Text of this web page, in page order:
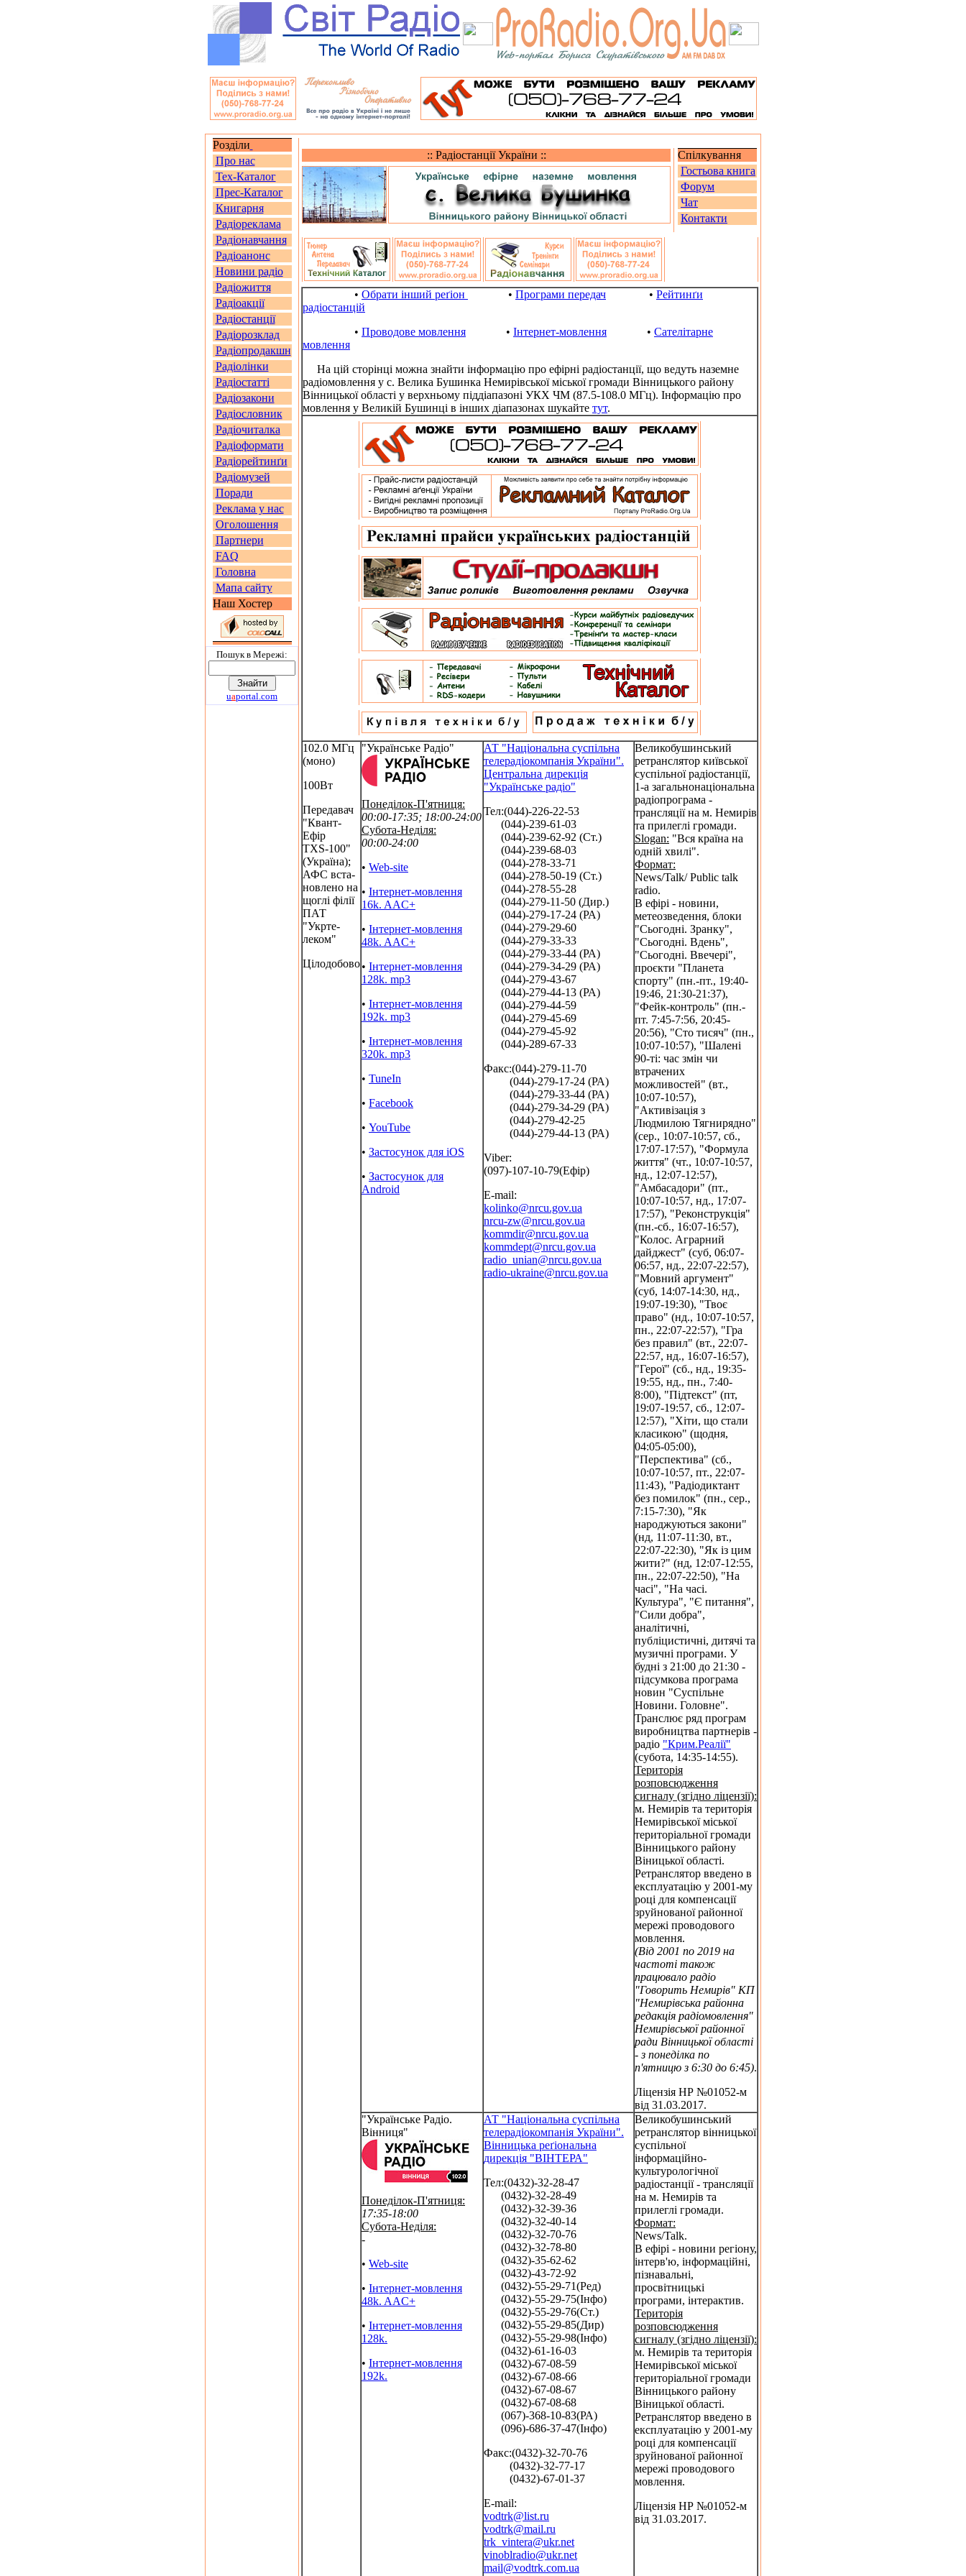
Розділи
Про нас
Тех-Каталог
Прес-Каталог
Книгарня
Радіореклама
Радіонавчання
Радіоанонс
Новини радіо
Радіожиття
Радіоакції
Радіостанції
Радіорозклад
Радіопродакшн
Радіолінки
Радіостатті
Радіозакони
Радіословник
Радіочиталка
Радіоформати
Радіорейтинґи
Радіомузей
Поради
Реклама у нас
Оголошення
Партнери
FAQ
Головна
Мапа сайту
Наш Хостер
Пошук в Мережi:
uaportal.com
Спілкування
Гостьова книга
Форум
Чат
Контакти
:: Радіостанції України ::
• Обрати інший реґіон • Програми передач • Рейтинґи
радіостанцій
• Проводове мовлення • Інтернет-мовлення • Сателітарне
мовлення
На цій сторінці можна знайти інформацію про ефірні радіостанції, що ведуть наземне
радіомовлення у с. Велика Бушинка Немирівської міської громади Вінницького району
Вінницької області у верхньому піддіапазоні УКХ ЧМ (87.5-108.0 МГц). Інформацію про
мовлення у Великій Бушинці в інших діапазонах шукайте тут.
102.0 МГц
(моно)
100Вт
Передавач
"Квант-
Ефір
TXS-100"
(Україна);
АФС вста-
новлено на
щоглі філії
ПАТ
"Укрте-
леком"
Цілодобово
"Українське Радіо"
Понеділок-П'ятниця:
00:00-17:35; 18:00-24:00
Субота-Неділя:
00:00-24:00
• Web-site
• Інтернет-мовлення
16k. AAC+
• Інтернет-мовлення
48k. AAC+
• Інтернет-мовлення
128k. mp3
• Інтернет-мовлення
192k. mp3
• Інтернет-мовлення
320k. mp3
• TuneIn
• Facebook
• YouTube
• Застосунок для iOS
• Застосунок для
Android
АТ "Національна суспільна
телерадіокомпанія України".
Центральна дирекція
"Українське радіо"
Тел:(044)-226-22-53
(044)-239-61-03
(044)-239-62-92 (Ст.)
(044)-239-68-03
(044)-278-33-71
(044)-278-50-19 (Ст.)
(044)-278-55-28
(044)-279-11-50 (Дир.)
(044)-279-17-24 (РА)
(044)-279-29-60
(044)-279-33-33
(044)-279-33-44 (РА)
(044)-279-34-29 (РА)
(044)-279-43-67
(044)-279-44-13 (РА)
(044)-279-44-59
(044)-279-45-69
(044)-279-45-92
(044)-289-67-33
Факс:(044)-279-11-70
(044)-279-17-24 (РА)
(044)-279-33-44 (РА)
(044)-279-34-29 (РА)
(044)-279-42-25
(044)-279-44-13 (РА)
Viber:
(097)-107-10-79(Ефір)
E-mail:
kolinko@nrcu.gov.ua
nrcu-zw@nrcu.gov.ua
kommdir@nrcu.gov.ua
kommdept@nrcu.gov.ua
radio_unian@nrcu.gov.ua
radio-ukraine@nrcu.gov.ua
Великобушинський
ретранслятор київської
суспільної радіостанції,
1-а загальнонаціональна
радіопрограма -
трансляції на м. Немирів
та прилеглі громади.
Slogan: "Вся країна на
одній хвилі".
Формат:
News/Talk/ Public talk
radio.
В ефірі - новини,
метеозведення, блоки
"Сьогодні. Зранку",
"Сьогодні. Вдень",
"Сьогодні. Ввечері",
проєкти "Планета
спорту" (пн.-пт., 19:40-
19:46, 21:30-21:37),
"Фейк-контроль" (пн.-
пт. 7:45-7:56, 20:45-
20:56), "Сто тисяч" (пн.,
10:07-10:57), "Шалені
90-ті: час змін чи
втрачених
можливостей" (вт.,
10:07-10:57),
"Активізація з
Людмилою Тягнирядно"
(сер., 10:07-10:57, сб.,
17:07-17:57), "Формула
життя" (чт., 10:07-10:57,
нд., 12:07-12:57),
"Амбасадори" (пт.,
10:07-10:57, нд., 17:07-
17:57), "Реконструкція"
(пн.-сб., 16:07-16:57),
"Колос. Аграрний
дайджест" (суб, 06:07-
06:57, нд., 22:07-22:57),
"Мовний аргумент"
(суб, 14:07-14:30, нд.,
19:07-19:30), "Твоє
право" (нд., 10:07-10:57,
пн., 22:07-22:57), "Гра
без правил" (вт., 22:07-
22:57, нд., 16:07-16:57),
"Герої" (сб., нд., 19:35-
19:55, нд., пн., 7:40-
8:00), "Підтекст" (пт,
19:07-19:57, сб., 12:07-
12:57), "Хіти, що стали
класикою" (щодня,
04:05-05:00),
"Перспектива" (сб.,
10:07-10:57, пт., 22:07-
11:43), "Радіодиктант
без помилок" (пн., сер.,
7:15-7:30), "Як
народжуються закони"
(нд, 11:07-11:30, вт.,
22:07-22:30), "Як із цим
жити?" (нд, 12:07-12:55,
пн., 22:07-22:50), "На
часі", "На часі.
Культура", "Є питання",
"Сили добра",
аналітичні,
публіцистичні, дитячі та
музичні програми. У
будні з 21:00 до 21:30 -
підсумкова програма
новин "Суспільне
Новини. Головне".
Транслює ряд програм
виробництва партнерів -
радіо "Крим.Реалії"
(субота, 14:35-14:55).
Територія
розповсюдження
сигналу (згідно ліцензії):
м. Немирів та територія
Немирівської міської
територіальної громади
Вінницького району
Віницької області.
Ретранслятор введено в
експлуатацію у 2001-му
році для компенсації
зруйнованої районної
мережі проводового
мовлення.
(Від 2001 по 2019 на
частоті також
працювало радіо
"Говорить Немирів" КП
"Немирівська районна
редакція радіомовлення"
Немирівської районної
ради Вінницької області
- з понеділка по
п'ятницю з 6:30 до 6:45).
Ліцензія НР №01052-м
від 31.03.2017.
"Українське Радіо.
Вінниця"
Понеділок-П'ятниця:
17:35-18:00
Субота-Неділя:
-
• Web-site
• Інтернет-мовлення
48k. AAC+
• Інтернет-мовлення
128k.
• Інтернет-мовлення
192k.
АТ "Національна суспільна
телерадіокомпанія України".
Вінницька реґіональна
дирекція "ВІНТЕРА"
Тел:(0432)-32-28-47
(0432)-32-28-49
(0432)-32-39-36
(0432)-32-40-14
(0432)-32-70-76
(0432)-32-78-80
(0432)-35-62-62
(0432)-43-72-92
(0432)-55-29-71(Ред)
(0432)-55-29-75(Інфо)
(0432)-55-29-76(Ст.)
(0432)-55-29-85(Дир)
(0432)-55-29-98(Інфо)
(0432)-61-16-03
(0432)-67-08-59
(0432)-67-08-66
(0432)-67-08-67
(0432)-67-08-68
(067)-368-10-83(РА)
(096)-686-37-47(Інфо)
Факс:(0432)-32-70-76
(0432)-32-77-17
(0432)-67-01-37
E-mail:
vodtrk@list.ru
vodtrk@mail.ru
trk_vintera@ukr.net
vinoblradio@ukr.net
mail@vodtrk.com.ua
Великобушинський
ретранслятор вінницької
суспільної
інформаційно-
культурологічної
радіостанції - трансляції
на м. Немирів та
прилеглі громади.
Формат:
News/Talk.
В ефірі - новини регіону,
інтерв'ю, інформаційні,
пізнавальні,
просвітницькі
програми, інтерактив.
Територія
розповсюдження
сигналу (згідно ліцензії):
м. Немирів та територія
Немирівської міської
територіальної громади
Вінницького району
Віницької області.
Ретранслятор введено в
експлуатацію у 2001-му
році для компенсації
зруйнованої районної
мережі проводового
мовлення.
Ліцензія НР №01052-м
від 31.03.2017.